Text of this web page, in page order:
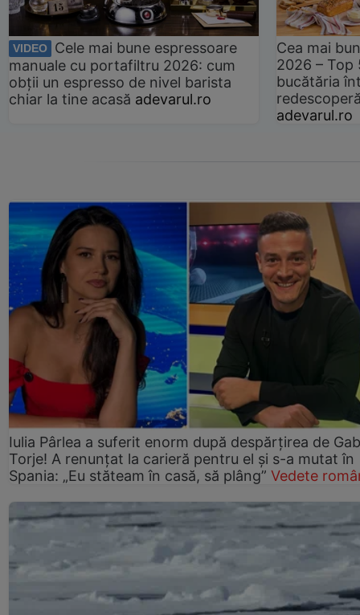
VIDEO
Cele mai bune espressoare
manuale cu portafiltru 2026: cum
obții un espresso de nivel barista
chiar la tine acasă adevarul.ro
Cea mai
2026 –
bucătăria
adevarul.ro
Iulia Pârlea a suferit enorm după despărțirea de
Torje! A renunțat la carieră pentru el și s-a mutat în
Spania: „Eu stăteam în casă, să plâng” Vedete